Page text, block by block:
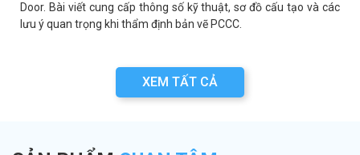
Door. Bài viết cung cấp thông số kỹ thuật, sơ đồ cấu tạo và các
lưu ý quan trọng khi thẩm định bản vẽ PCCC.
XEM TẤT CẢ